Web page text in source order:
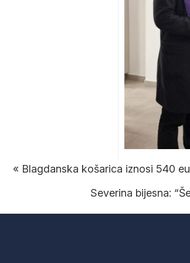
« Blagdanska košarica iznosi 540
Severina bijesna: